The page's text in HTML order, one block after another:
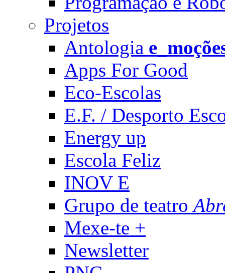
Projetos
Antologia
Apps For Good
Eco-Escolas
E.F. / Desporto
Energy up
Escola Feliz
INOV E
Grupo de teatro
Mexe-te +
Newsletter